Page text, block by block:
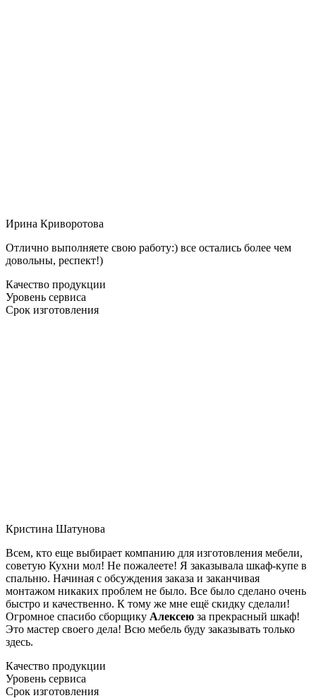
Ирина Криворотова
Отлично выполняете свою работу:) все остались более чем
довольны, респект!)
Качество продукции
Уровень сервиса
Срок изготовления
Кристина Шатунова
Всем, кто еще выбирает компанию для изготовления мебели,
советую Кухни мол! Не пожалеете! Я заказывала шкаф-купе в
спальню. Начиная с обсуждения заказа и заканчивая
монтажом никаких проблем не было. Все было сделано очень
быстро и качественно. К тому же мне ещё скидку сделали!
Огромное спасибо сборщику Алексею за прекрасный шкаф!
Это мастер своего дела! Всю мебель буду заказывать только
здесь.
Качество продукции
Уровень сервиса
Срок изготовления